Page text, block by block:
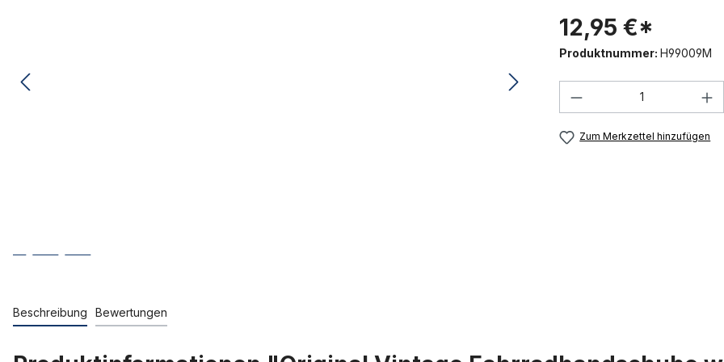
12,95 €*
Produktnummer: H99009M
Produkt Anzahl:
Zum Merkzettel hinzufügen
Beschreibung Bewertungen